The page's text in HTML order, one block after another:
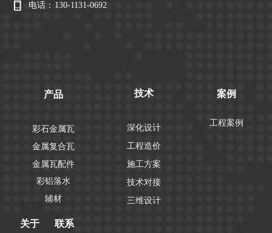
电话： 130-1131-0692
技术
深化设计
工程造价
施工方案
技术对接
三维设计
案例
工程案例
关于 联系
产品
彩石金属瓦
金属复合瓦
金属瓦配件
彩铝落水
辅材